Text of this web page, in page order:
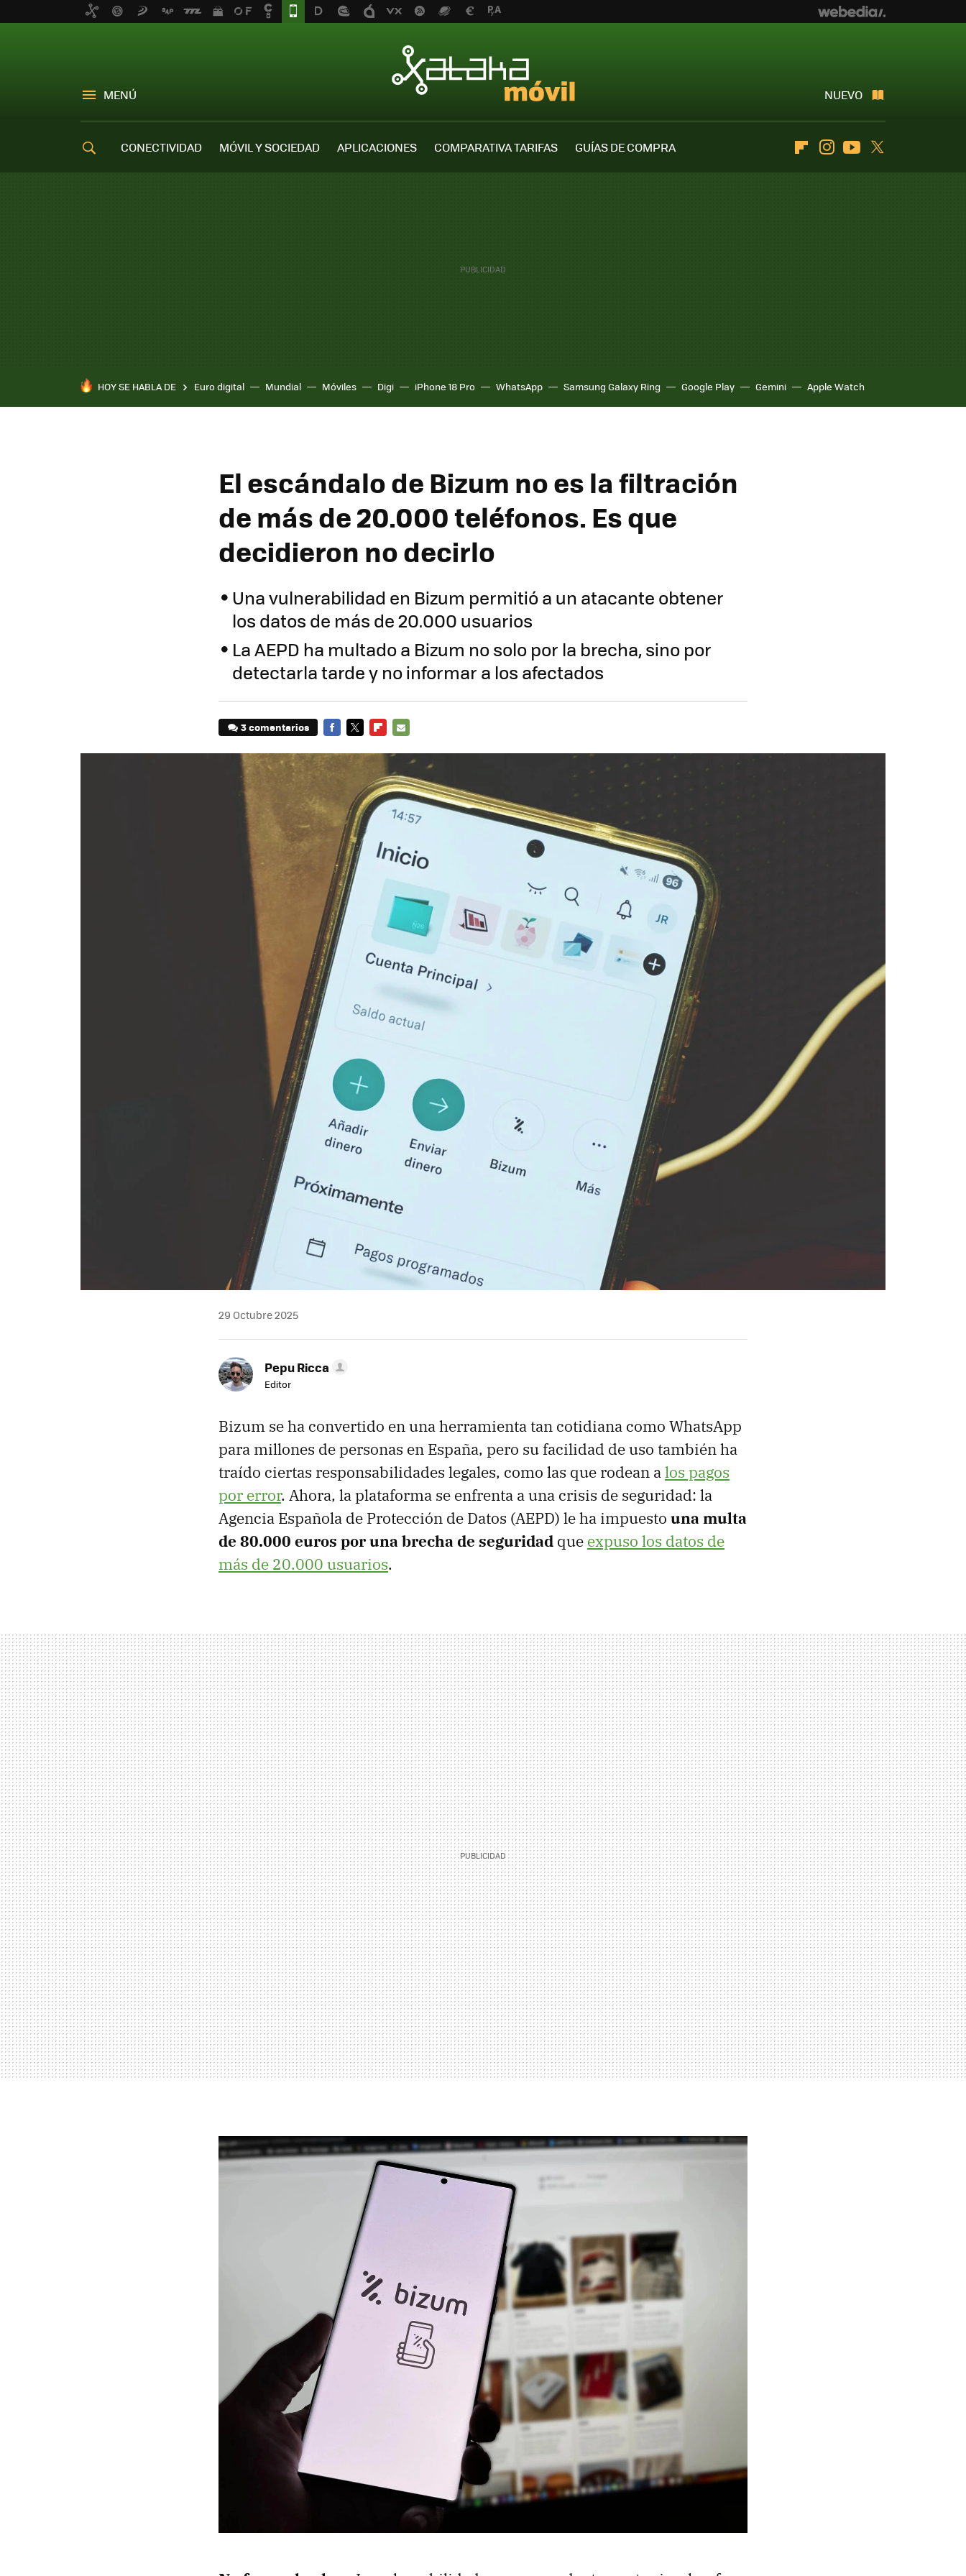
MENÚ NUEVO
CONECTIVIDAD MÓVIL Y SOCIEDAD APLICACIONES COMPARATIVA TARIFAS
GUÍAS DE COMPRA
FlipboardInstagramYoutube
HOY SE HABLA DE Euro digital Mundial Móviles Digi iPhone 18 Pro WhatsApp Samsung Galaxy Ring Google Play Gemini Apple Watch
El escándalo de Bizum no es la filtración
de más de 20.000 teléfonos. Es que
decidieron no decirlo
Una vulnerabilidad en Bizum permitió a un atacante obtener
los datos de más de 20.000 usuarios
La AEPD ha multado a Bizum no solo por la brecha, sino por
detectarla tarde y no informar a los afectados
3 comentarios
MAIL
29 Octubre 2025
Pepu Ricca
Editor
Bizum se ha convertido en una herramienta tan cotidiana como WhatsApp
para millones de personas en España, pero su facilidad de uso también ha
traído ciertas responsabilidades legales, como las que rodean alos pagos
por error. Ahora, la plataforma se enfrenta a una crisis de seguridad: la
Agencia Española de Protección de Datos (AEPD) le ha impuesto una multa
de 80.000 euros por una brecha de seguridad que expuso los datos de
más de 20.000 usuarios.